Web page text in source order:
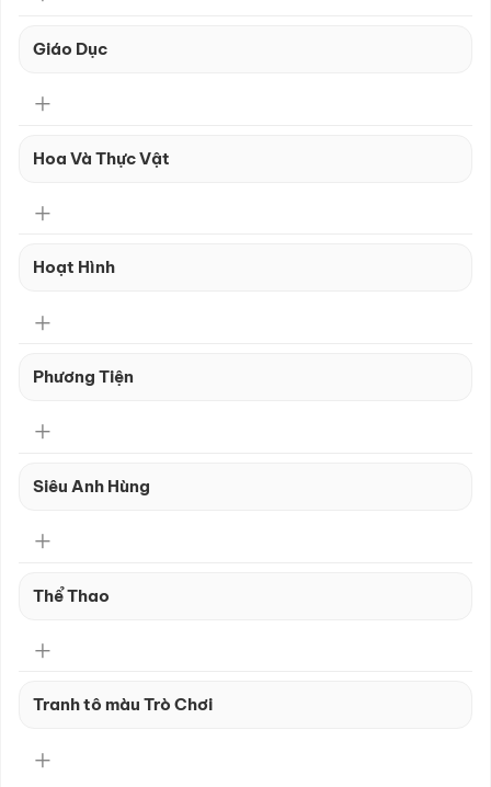
Giáo Dục
Hoa Và Thực Vật
Hoạt Hình
Phương Tiện
Siêu Anh Hùng
Thể Thao
Tranh tô màu Trò Chơi